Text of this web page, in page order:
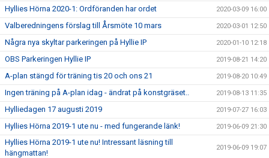
Hyllies Hörna 2020-1: Ordföranden har ordet 2020-03-09 16:00
Valberedningens förslag till Årsmöte 10 mars 2020-03-01 12:50
Några nya skyltar parkeringen på Hyllie IP 2020-01-10 12:18
OBS Parkeringen Hyllie IP 2019-08-21 14:20
A-plan stängd för träning tis 20 och ons 21 2019-08-20 10:49
Ingen träning på A-plan idag - ändrat på konstgräset.. 2019-08-13 11:35
Hylliedagen 17 augusti 2019 2019-07-27 16:03
Hyllies Hörna 2019-1 ute nu - med fungerande länk! 2019-06-09 21:30
Hyllies Hörna 2019-1 ute nu! Intressant läsning till
hängmattan!
2019-06-09 19:07